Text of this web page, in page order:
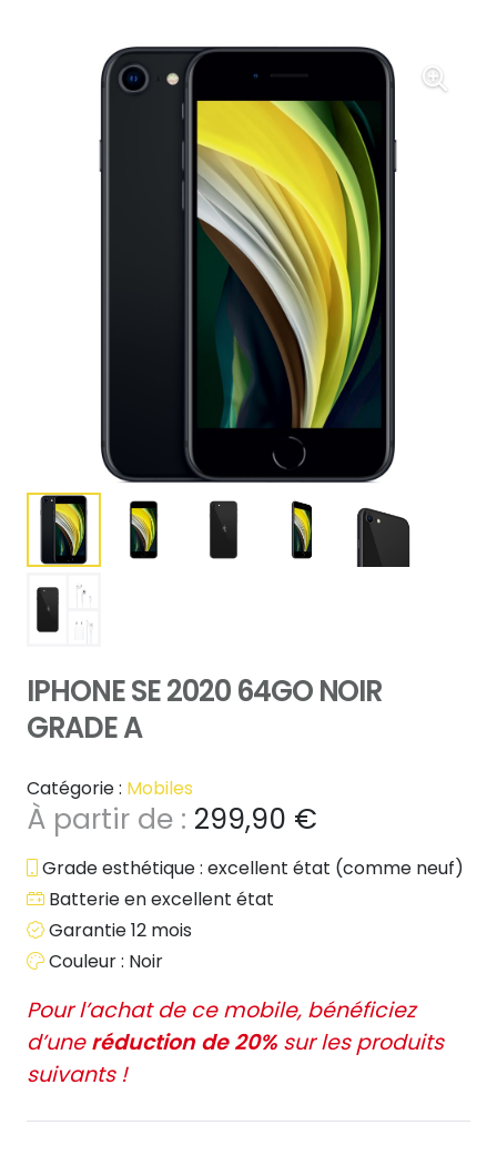
IPHONE SE 2020 64GO NOIR
GRADE A
Catégorie : Mobiles
À partir de : 299,90 €
Grade esthétique : excellent état (comme neuf)
Batterie en excellent état
Garantie 12 mois
Couleur : Noir
Pour l’achat de ce mobile, bénéficiez
d’uneréduction de 20% sur les produits
suivants !